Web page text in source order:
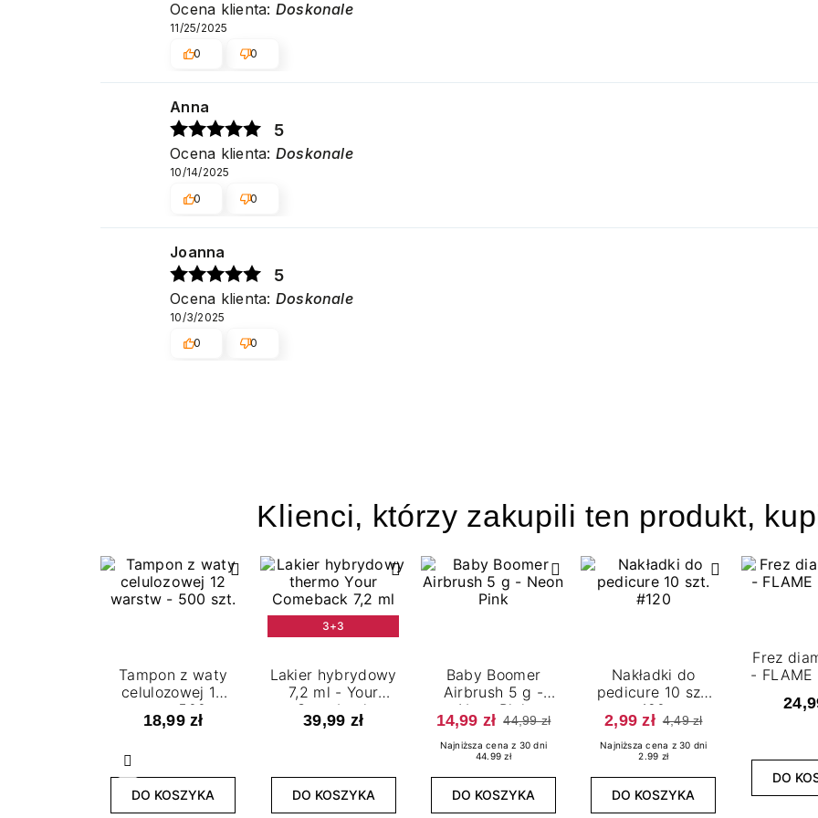
Ocena klienta: Doskonale
11/25/2025
0
0
Anna
5
Ocena klienta: Doskonale
10/14/2025
0
0
Joanna
5
Ocena klienta: Doskonale
10/3/2025
0
0
Klienci, którzy zakupili ten produkt,
Poprzedni
Tampon z waty
celulozowej 12
warstw - 500 szt.
18,99 zł
DO KOSZYKA
3+3
Lakier hybrydowy
7,2 ml - Your
Comeback
39,99 zł
DO KOSZYKA
Baby Boomer
Airbrush 5 g -
Neon Pink
14,99 zł 44,99 zł
Najniższa cena z 30 dni
44.99 zł
DO KOSZYKA
Nakładki do
pedicure 10 szt.
120
2,99 zł 4,49 zł
Najniższa cena z 30 dni
2.99 zł
DO KOSZYKA
Frez
- FLAME
DO